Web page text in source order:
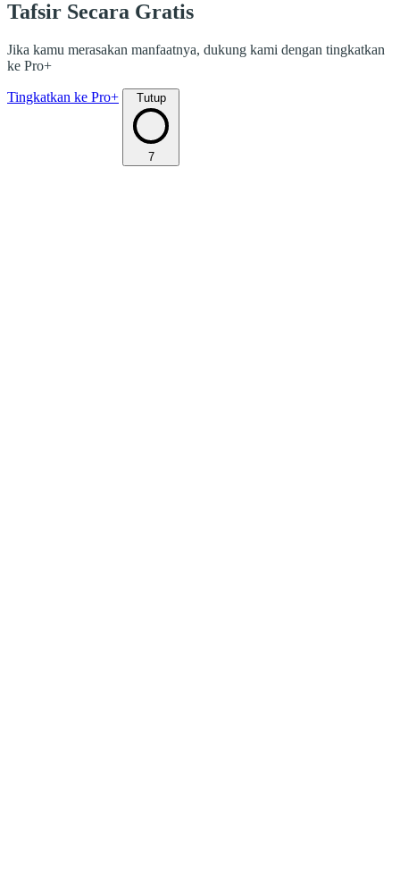
Tafsir Secara Gratis
Jika kamu merasakan manfaatnya, dukung kami dengan tingkatkan
ke Pro+
Tingkatkan ke Pro+ Tutup
7